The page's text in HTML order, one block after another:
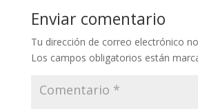
Enviar comentario
Tu dirección de correo electrónico
Los campos obligatorios están